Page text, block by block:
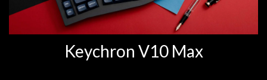
Keychron V10 Max